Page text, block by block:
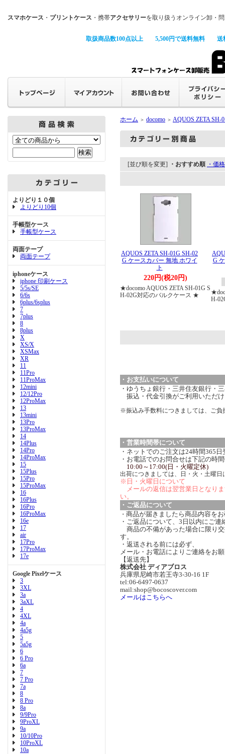
スマホケース ・ プリントケース ・携帯アクセサリーを取り扱うオンライン卸・
取扱商品数100点以上 5,500円で送料無料 送
よりどり１０個
よりどり10個
手帳型ケース
手帳型ケース
両面テープ
両面テープ
iphoneケース
iphone 印刷ケース
5/5s/SE
6/6s
6plus/6splus
7
7plus
8
8plus
X
XS/X
XSMax
XR
11
11Pro
11ProMax
12mini
12/12Pro
12ProMax
13
13mini
13Pro
13ProMax
14
14Plus
14Pro
14ProMax
15
15Plus
15Pro
15ProMax
16
16Plus
16Pro
16ProMax
16e
17
air
17Pro
17ProMax
17e
Google Pixelケース
3
3XL
3a
3aXL
4
4XL
4a
4a5g
5
5a5g
6
6 Pro
6a
7
7 Pro
7a
8
8 Pro
8a
9/9Pro
9ProXL
9a
10/10Pro
10ProXL
10a
ホーム ＞ docomo ＞ AQUOS ZETA SH-
[並び順を変更] ・おすすめ順 ・価
AQUOS ZETA SH-01G SH-02
G ケースカバー 無地 ホワイ
ト
220円(税20円)
★docomo AQUOS ZETA SH-01G S
H-02G対応のバルクケース ★
G
H-
・お支払いについて
・ゆうちょ銀行・三井住友銀行・
振込・代金引換がご利用いただ
※振込み手数料につきましては、ご負
・営業時間帯について
・ネットでのご注文は24時間365
・お電話でのお問合せは下記の時
10:00～17:00(日・火曜定休)
出荷につきましては、日・火・土曜日
※日・火曜日について
メールの返信は翌営業日となり
い。
・ご返品について
・ 商品が届きましたら商品内容を
・ご返品について、3日以内にご連
商品の不備があった場合に限り
す。
・返送される前には必ず、
メール・お電話によりご連絡をお
【返送先】
株式会社 ディアブロス
兵庫県尼崎市若王寺3-30-16 1F
tel:06-6497-0637
mail:shop@bocoscover.com
メールはこちらへ